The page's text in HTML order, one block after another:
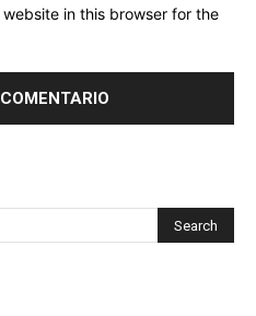
in this browser for the